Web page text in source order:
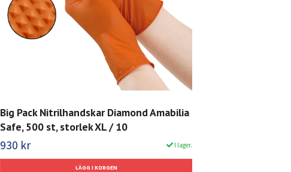
Big Pack Nitrilhandskar Diamond Amabilia
Safe, 500 st, storlek XL / 10
930 kr I lager.